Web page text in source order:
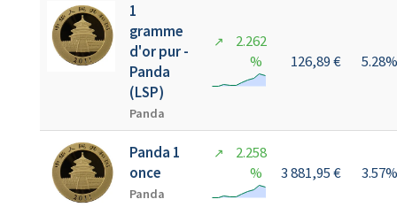
1
gramme
d'or pur -
Panda
(LSP)
Panda
↗
2.262
%
126,89 € 5.28%
Panda 1
once
Panda
↗
2.258
%
3 881,95 € 3.57%